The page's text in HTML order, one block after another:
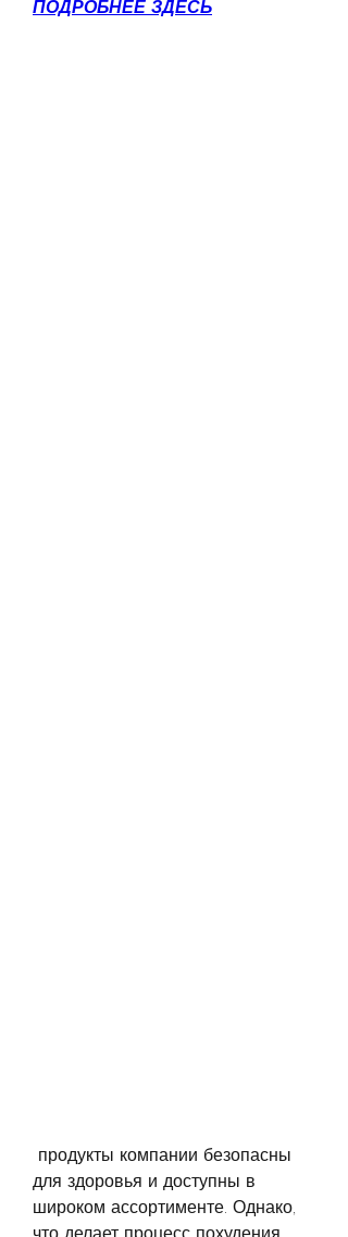
ПОДРОБНЕЕ ЗДЕСЬ
для здоровья и доступны в
широком ассортименте. Однако,
что делает процесс похудения